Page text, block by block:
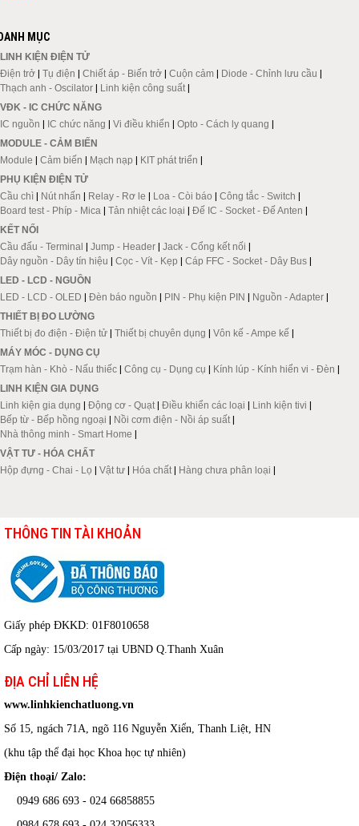
MỤC
LINH KIỆN ĐIỆN TỬ
Điện trở | Tụ điện | Chiết áp - Biến trở | Cuộn cảm | Diode - Chỉnh lưu cầu |
Thạch anh - Oscilator | Linh kiện công suất |
VĐK - IC CHỨC NĂNG
IC nguồn | IC chức năng | Vi điều khiển | Opto - Cách ly quang |
MODULE - CẢM BIẾN
Module | Cảm biến | Mạch nạp | KIT phát triển |
PHỤ KIỆN ĐIỆN TỬ
Cầu chì | Nút nhấn | Relay - Rơ le | Loa - Còi báo | Công tắc - Switch |
Board test - Phíp - Mica | Tản nhiệt các loại | Đế IC - Socket - Đế Anten |
KẾT NỐI
Cầu đấu - Terminal | Jump - Header | Jack - Cổng kết nối |
Dây nguồn - Dây tín hiệu | Cọc - Vít - Kẹp | Cáp FFC - Socket - Dây Bus |
LED - LCD - NGUỒN
LED - LCD - OLED | Đèn báo nguồn | PIN - Phụ kiện PIN | Nguồn - Adapter |
THIẾT BỊ ĐO LƯỜNG
Thiết bị đo điện - Điện tử | Thiết bị chuyên dụng | Vôn kế - Ampe kế |
MÁY MÓC - DỤNG CỤ
Trạm hàn - Khò - Nấu thiếc | Công cụ - Dụng cụ | Kính lúp - Kính hiển vi - Đèn |
LINH KIỆN GIA DỤNG
Linh kiện gia dụng | Động cơ - Quạt | Điều khiển các loại | Linh kiện tivi |
Bếp từ - Bếp hồng ngoại | Nồi cơm điện - Nồi áp suất |
Nhà thông minh - Smart Home |
VẬT TƯ - HÓA CHẤT
Hộp đựng - Chai - Lọ | Vật tư | Hóa chất | Hàng chưa phân loại |
THÔNG TIN TÀI KHOẢN
Giấy phép ĐKKD: 01F8010658
Cấp ngày: 15/03/2017 tại UBND Q.Thanh Xuân
ĐỊA CHỈ LIÊN HỆ
www.linhkienchatluong.vn
Số 15, ngách 71A, ngõ 116 Nguyễn Xiển, Thanh Liệt, HN
(khu tập thể đại học Khoa học tự nhiên)
Điện thoại/ Zalo:
0949 686 693 - 024 66858855